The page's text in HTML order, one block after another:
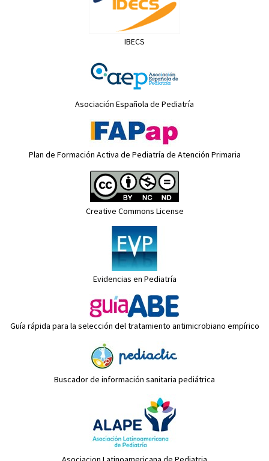
IBECS
Asociación Española de Pediatría
Plan de Formación Activa de Pediatría de Atención Primaria
Creative Commons License
Evidencias en Pediatría
Guía rápida para la selección del tratamiento antimicrobiano empírico
Buscador de información sanitaria pediátrica